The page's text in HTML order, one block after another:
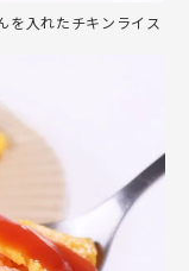
を入れたチキンライス